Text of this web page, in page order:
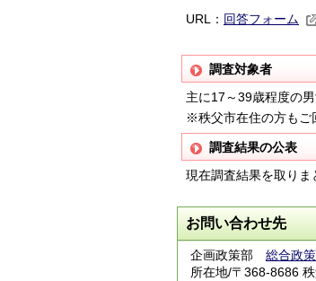
URL： 回答フォーム
調査対象者
主に17～39歳程度の
※秩父市在住の方もご
調査結果の公表
現在調査結果を取りま
お問い合わせ先
企画政策部 総合政
所在地/〒368-8686